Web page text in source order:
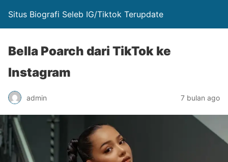
Situs Biografi Seleb IG/Tiktok Terupdate
Bella Poarch dari TikTok ke
Instagram
admin 7 bulan ago